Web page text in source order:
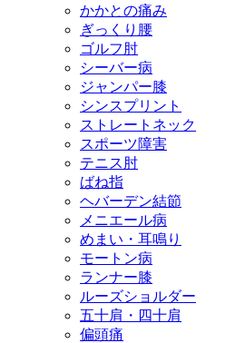
かかとの痛み
ぎっくり腰
ゴルフ肘
シーバー病
ジャンパー膝
シンスプリント
ストレートネック
スポーツ障害
テニス肘
ばね指
ヘバーデン結節
メニエール病
めまい・耳鳴り
モートン病
ランナー膝
ルーズショルダー
五十肩・四十肩
偏頭痛